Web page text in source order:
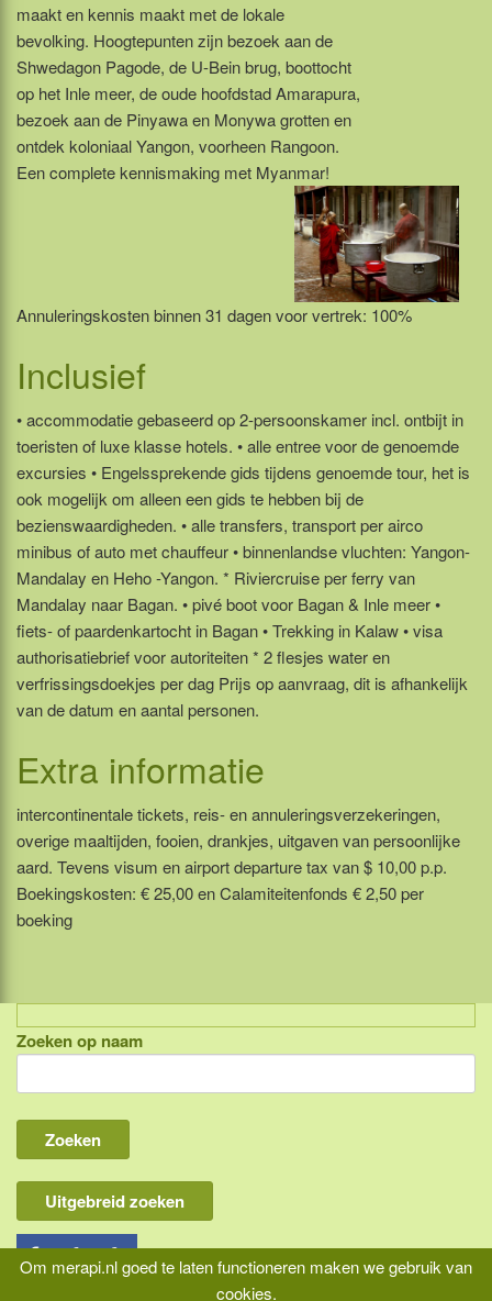
Om merapi.nl goed te laten functioneren maken we gebruik van
cookies.
maakt en kennis maakt met de lokale
bevolking. Hoogtepunten zijn bezoek aan de
Shwedagon Pagode, de U-Bein brug, boottocht
op het Inle meer, de oude hoofdstad Amarapura,
bezoek aan de Pinyawa en Monywa grotten en
ontdek koloniaal Yangon, voorheen Rangoon.
Een complete kennismaking met Myanmar!
Annuleringskosten binnen 31 dagen voor vertrek: 100%
Inclusief
• accommodatie gebaseerd op 2-persoonskamer incl. ontbijt in
toeristen of luxe klasse hotels. • alle entree voor de genoemde
excursies • Engelssprekende gids tijdens genoemde tour, het is
ook mogelijk om alleen een gids te hebben bij de
bezienswaardigheden. • alle transfers, transport per airco
minibus of auto met chauffeur • binnenlandse vluchten: Yangon-
Mandalay en Heho -Yangon. * Riviercruise per ferry van
Mandalay naar Bagan. • pivé boot voor Bagan & Inle meer •
fiets- of paardenkartocht in Bagan • Trekking in Kalaw • visa
authorisatiebrief voor autoriteiten * 2 flesjes water en
verfrissingsdoekjes per dag Prijs op aanvraag, dit is afhankelijk
van de datum en aantal personen.
Extra informatie
intercontinentale tickets, reis- en annuleringsverzekeringen,
overige maaltijden, fooien, drankjes, uitgaven van persoonlijke
aard. Tevens visum en airport departure tax van $ 10,00 p.p.
Boekingskosten: € 25,00 en Calamiteitenfonds € 2,50 per
boeking
Indonesië, eilandcombinaties
Bali
Lombok
Flores & Komodo
Overige Sunda eilanden
Java
Zoeken op naam
Uitgebreid zoeken